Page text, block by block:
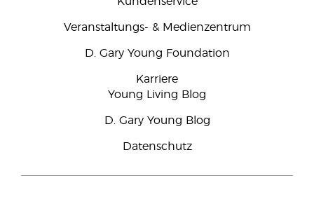
Veranstaltungs- & Medienzentrum
D. Gary Young Foundation
Karriere
Young Living Blog
D. Gary Young Blog
Datenschutz